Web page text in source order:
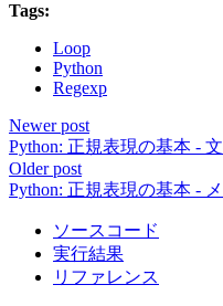
Tags:
Loop
Python
Regexp
Newer post
Python: 正規表現の基本 -
Older post
Python: 正規表現の基本 -
ソースコード
実行結果
リファレンス